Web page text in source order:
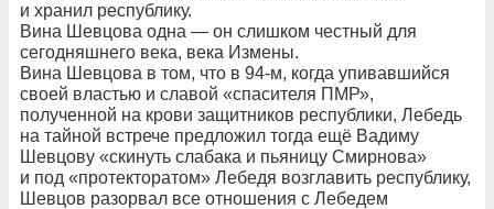
и хранил республику.
Вина Шевцова одна — он слишком честный для
сегодняшнего века, века Измены.
Вина Шевцова в том, что в 94-м, когда упивавшийся
своей властью и славой «спасителя ПМР»,
полученной на крови защитников республики, Лебедь
на тайной встрече предложил тогда ещё Вадиму
Шевцову «скинуть слабака и пьяницу Смирнова»
и под «протекторатом» Лебедя возглавить республику,
Шевцов разорвал все отношения с Лебедем